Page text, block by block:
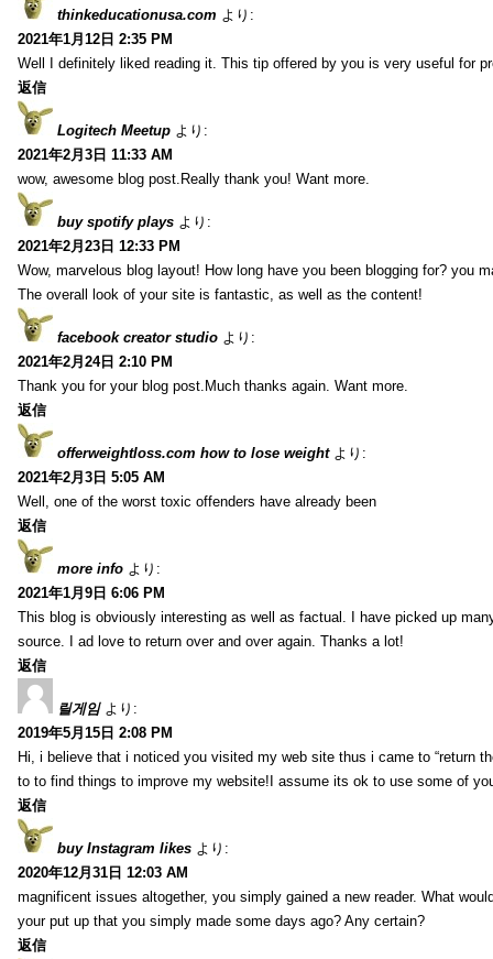
thinkeducationusa.com より:
2021年1月12日 2:35 PM
Well I definitely liked reading it. This tip offered by you is very useful for
返信
Logitech Meetup より:
2021年2月3日 11:33 AM
wow, awesome blog post.Really thank you! Want more.
buy spotify plays より:
2021年2月23日 12:33 PM
Wow, marvelous blog layout! How long have you been blogging for? you
The overall look of your site is fantastic, as well as the content!
facebook creator studio より:
2021年2月24日 2:10 PM
Thank you for your blog post.Much thanks again. Want more.
返信
offerweightloss.com how to lose weight より:
2021年2月3日 5:05 AM
Well, one of the worst toxic offenders have already been
返信
more info より:
2021年1月9日 6:06 PM
This blog is obviously interesting as well as factual. I have picked up
source. I ad love to return over and over again. Thanks a lot!
返信
릴게임 より:
2019年5月15日 2:08 PM
Hi, i believe that i noticed you visited my web site thus i came to “return
to to find things to improve my website!I assume its ok to use some of
返信
buy Instagram likes より:
2020年12月31日 12:03 AM
magnificent issues altogether, you simply gained a new reader. What
your put up that you simply made some days ago? Any certain?
返信